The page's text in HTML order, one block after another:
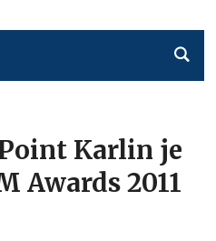
Karlin je
Awards 2011